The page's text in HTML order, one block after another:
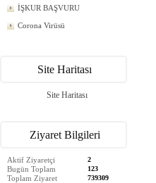
İŞKUR BAŞVURU
Corona Virüsü
Site Haritası
Site Haritası
Ziyaret Bilgileri
Aktif Ziyaretçi 2
Bugün Toplam 123
Toplam Ziyaret 739309